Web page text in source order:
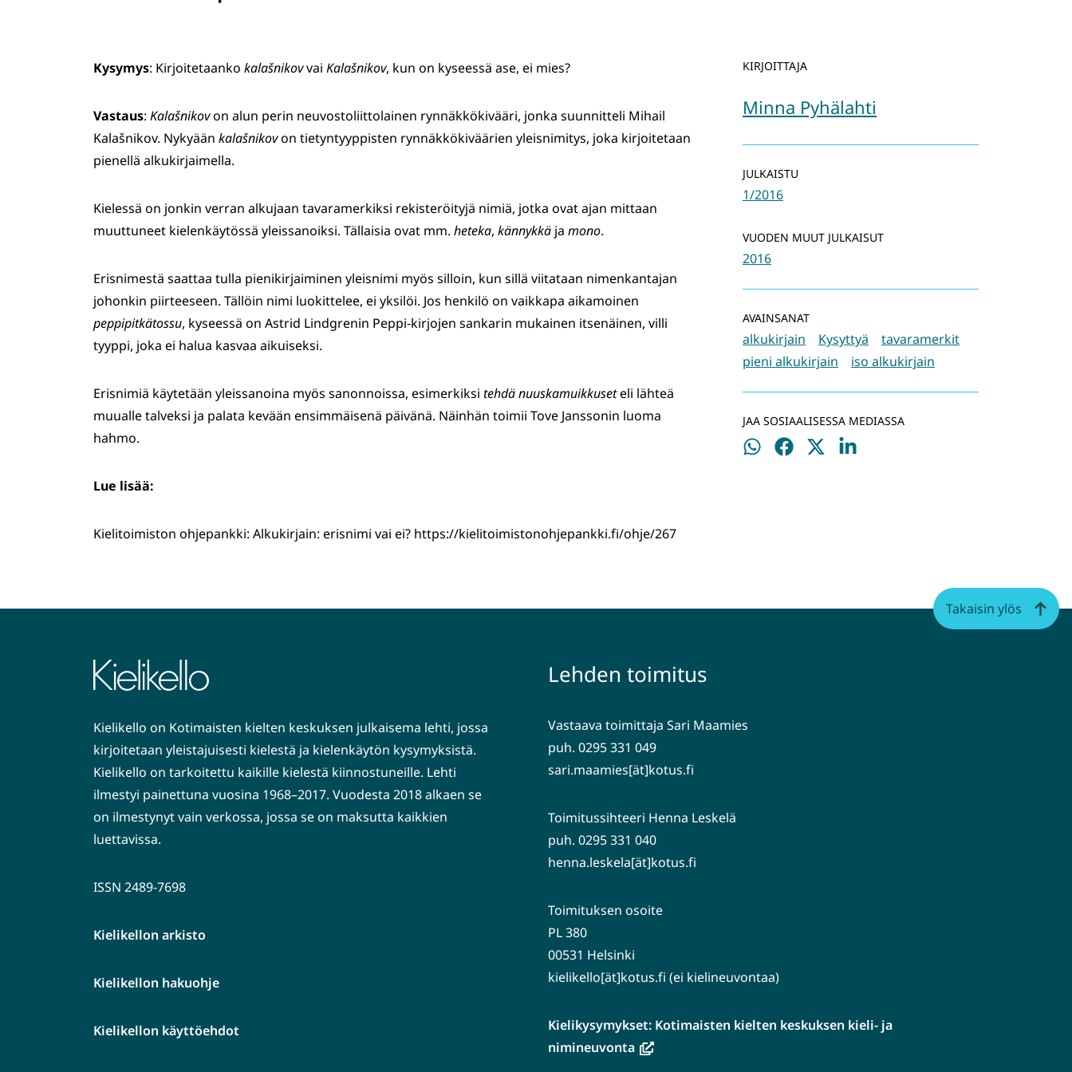
KIRJOITTAJA
Minna Pyhälahti
JULKAISTU
1/2016
VUODEN MUUT JULKAISUT
2016
AVAINSANAT
alkukirjain Kysyttyä
tavaramerkit
pieni alkukirjain
iso alkukirjain
JAA SOSIAALISESSA MEDIASSA
Jaa
Jaa
Jaa
Jaa
Kysymys: Kirjoitetaanko kalašnikovvai Kalašnikov, kun on kyseessä ase, ei mies?
Vastaus: Kalašnikovon alun perin neuvostoliittolainen rynnäkkökivääri, jonka suunnitteli Mihail
Kalašnikov. Nykyään kalašnikovon tietyntyyppisten rynnäkkökiväärien yleisnimitys, joka kirjoitetaan
pienellä alkukirjaimella.
Kielessä on jonkin verran alkujaan tavaramerkiksi rekisteröityjä nimiä, jotka ovat ajan mittaan
muuttuneet kielenkäytössä yleissanoiksi. Tällaisia ovat mm. heteka, kännykkä ja mono.
Erisnimestä saattaa tulla pienikirjaiminen yleisnimi myös silloin, kun sillä viitataan nimenkantajan
johonkin piirteeseen. Tällöin nimi luokittelee, ei yksilöi. Jos henkilö on vaikkapa aikamoinen
peppipitkätossu, kyseessä on Astrid Lindgrenin Peppi-kirjojen sankarin mukainen itsenäinen, villi
tyyppi, joka ei halua kasvaa aikuiseksi.
Erisnimiä käytetään yleissanoina myös sanonnoissa, esimerkiksi tehdä nuuskamuikkuseteli lähteä
muualle talveksi ja palata kevään ensimmäisenä päivänä. Näinhän toimii Tove Janssonin luoma
hahmo.
Lue lisää:
Kielitoimiston ohjepankki: Alkukirjain: erisnimi vai ei? https://kielitoimistonohjepankki.fi/ohje/267
Kielikello on Kotimaisten kielten keskuksen julkaisema lehti, jossa
kirjoitetaan yleistajuisesti kielestä ja kielenkäytön kysymyksistä.
Kielikello on tarkoitettu kaikille kielestä kiinnostuneille. Lehti
ilmestyi painettuna vuosina 1968–2017. Vuodesta 2018 alkaen se
on ilmestynyt vain verkossa, jossa se on maksutta kaikkien
luettavissa.
ISSN 2489-7698
Kielikellon arkisto
Kielikellon hakuohje
Kielikellon käyttöehdot
Lehden toimitus
Vastaava toimittaja Sari Maamies
puh. 0295 331 049
sari.maamies[ät]kotus.fi
Toimitussihteeri Henna Leskelä
puh. 0295 331 040
henna.leskela[ät]kotus.fi
Toimituksen osoite
PL 380
00531 Helsinki
kielikello[ät]kotus.fi (ei kielineuvontaa)
Kielikysymykset: Kotimaisten kielten keskuksen kieli- ja
nimineuvonta(avautuu
Takaisin ylös